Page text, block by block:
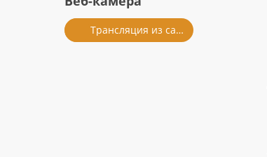
Трансляция из салона